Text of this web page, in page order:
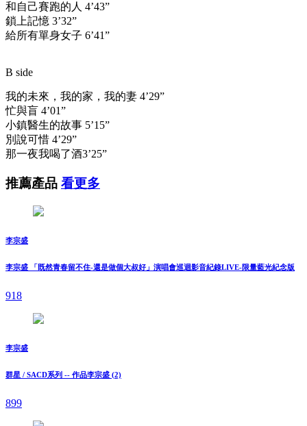
和自己賽跑的人 4’43”
鎖上記憶 3’32”
給所有單身女子 6’41”
B side
我的未來，我的家，我的妻 4’29”
忙與盲 4’01”
小鎮醫生的故事 5’15”
別說可惜 4’29”
那一夜我喝了酒3’25”
推薦產品 看更多
李宗盛
李宗盛 「既然青春留不住-還是做個大叔好」演唱會巡迴影音紀錄LIVE-限量藍光紀念版
918
李宗盛
群星 / SACD系列 -- 作品李宗盛 (2)
899